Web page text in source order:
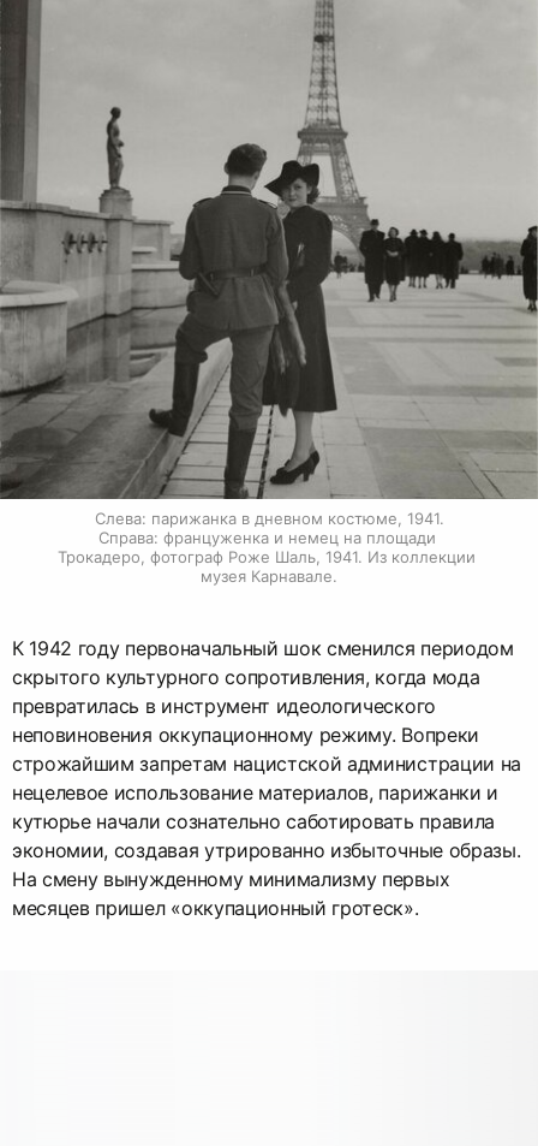
Слева: парижанка в дневном костюме, 1941.
Справа: француженка и немец на площади
Трокадеро, фотограф Роже Шаль, 1941. Из коллекции
музея Карнавале.
К 1942 году первоначальный шок сменился периодом
скрытого культурного сопротивления, когда мода
превратилась в инструмент идеологического
неповиновения оккупационному режиму. Вопреки
строжайшим запретам нацистской администрации на
нецелевое использование материалов, парижанки и
кутюрье начали сознательно саботировать правила
экономии, создавая утрированно избыточные образы.
На смену вынужденному минимализму первых
месяцев пришел «оккупационный гротеск».